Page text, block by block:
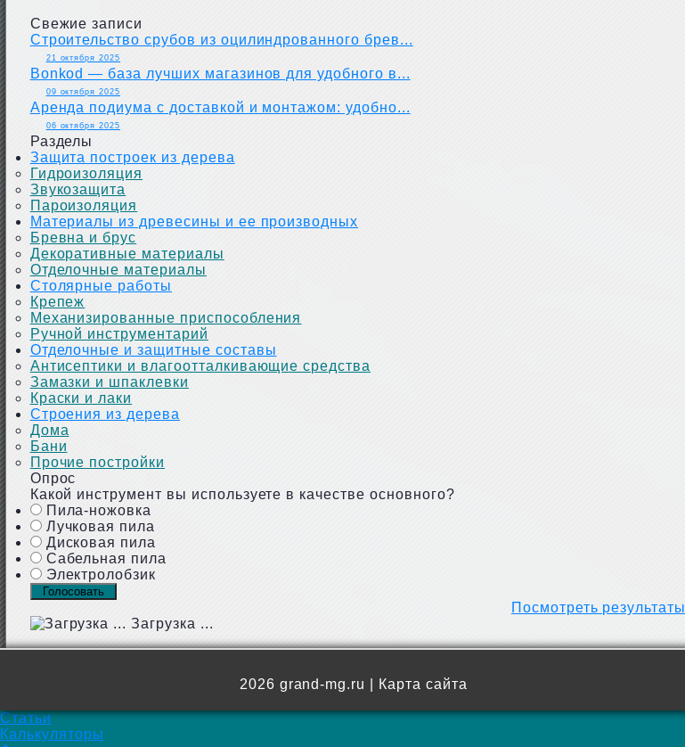
Свежие записи
Строительство срубов из оцилиндрованного брев...
21 октября 2025
Bonkod — база лучших магазинов для удобного в...
09 октября 2025
Аренда подиума с доставкой и монтажом: удобно...
06 октября 2025
Разделы
Защита построек из дерева
Гидроизоляция
Звукозащита
Пароизоляция
Материалы из древесины и ее производных
Бревна и брус
Декоративные материалы
Отделочные материалы
Столярные работы
Крепеж
Механизированные приспособления
Ручной инструментарий
Отделочные и защитные составы
Антисептики и влагоотталкивающие средства
Замазки и шпаклевки
Краски и лаки
Строения из дерева
Дома
Бани
Прочие постройки
Опрос
Какой инструмент вы используете в качестве основного?
Пила-ножовка
Лучковая пила
Дисковая пила
Сабельная пила
Электролобзик
Посмотреть результаты
Загрузка ...
2026 grand-mg.ru | Карта сайта
Статьи
Калькуляторы